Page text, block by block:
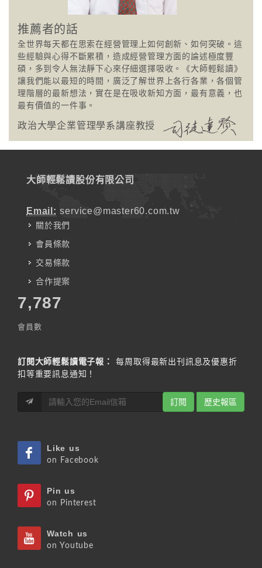
推薦者的話
全世界每天都在思索在經營管理上如何創新、如何突破。這
些經驗與心得不斷累積，造成經營管理方面的論述極度豐
碩，多到令人無法靜下心來仔細選擇吸收。《大師輕鬆讀》
讓我們能以最短的時間，廣泛了解世界上各行各業，各個管
理階層的最新想法，實在是在吸收新知方面，最有意義，也
最有價值的一件事。
政治大學企業管理學系講座教授
大師輕鬆讀股份有限公司
Email: service@master60.com.tw
關於我們
會員條款
交易條款
合作提案
7,787
會員數
訂閱大師輕鬆讀電子報：
每周取得最新出刊訊息及優惠折
扣等重要訊息通知！
訂閱 歷史報區
Like us
on Facebook
Pin us
on Pinterest
Watch us
on Youtube